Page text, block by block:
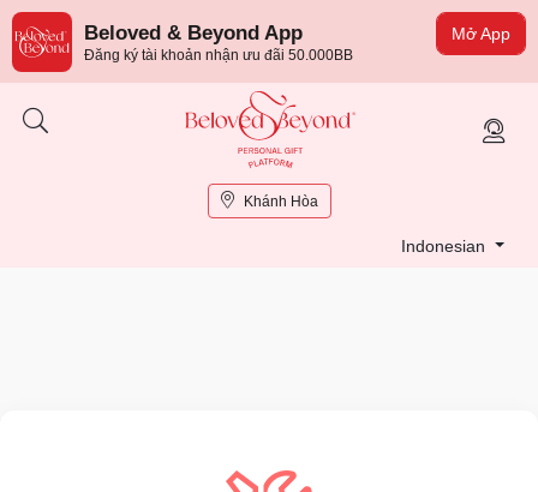
Mở App
Beloved & Beyond App
Đăng ký tài khoản nhận ưu đãi 50.000BB
Khánh Hòa
Indonesian